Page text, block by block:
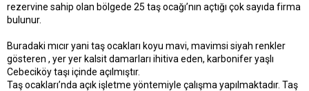
rezervine sahip olan bölgede 25 taş ocağı’nın açtığı çok sayıda firma
bulunur.
Buradaki mıcır yani taş ocakları koyu mavi, mavimsi siyah renkler
gösteren , yer yer kalsit damarları ihitiva eden, karbonifer yaşlı
Cebeciköy taşı içinde açılmıştır.
Taş ocakları’nda açık işletme yöntemiyle çalışma yapılmaktadır. Taş